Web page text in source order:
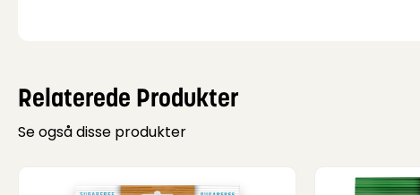
Relaterede Produkter
Se også disse produkter